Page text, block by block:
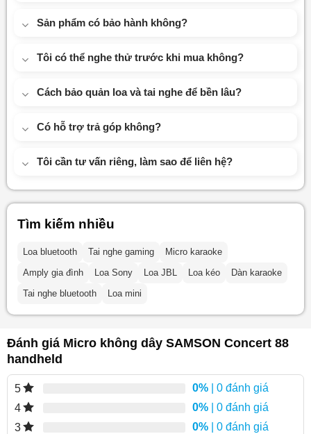
Sản phẩm có bảo hành không?
Tôi có thể nghe thử trước khi mua không?
Cách bảo quản loa và tai nghe để bền lâu?
Có hỗ trợ trả góp không?
Tôi cần tư vấn riêng, làm sao để liên hệ?
Tìm kiếm nhiều
Loa bluetooth Tai nghe gaming
Micro karaoke
Amply gia đình
Loa Sony Loa JBL Loa kéo
Dàn karaoke
Tai nghe bluetooth
Loa mini
Đánh giá Micro không dây SAMSON Concert 88
handheld
5 0% | 0 đánh giá
4
0% | 0 đánh giá
3
0% | 0 đánh giá